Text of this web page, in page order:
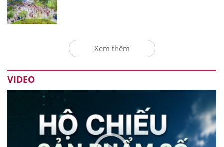
Xem thêm
VIDEO